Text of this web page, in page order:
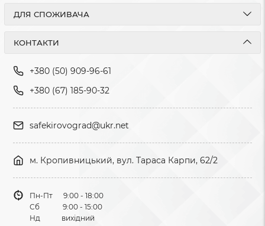
ДЛЯ СПОЖИВАЧА
КОНТАКТИ
+380 (50) 909-96-61
+380 (67) 185-90-32
safekirovograd@ukr.net
м. Кропивницький, вул. Тараса Карпи, 62/2
Пн-Пт 9:00 - 18:00
Сб 9:00 - 15:00
Нд вихідний